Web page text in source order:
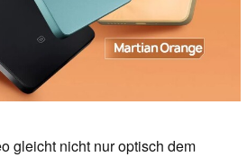
gleicht nicht nur optisch dem